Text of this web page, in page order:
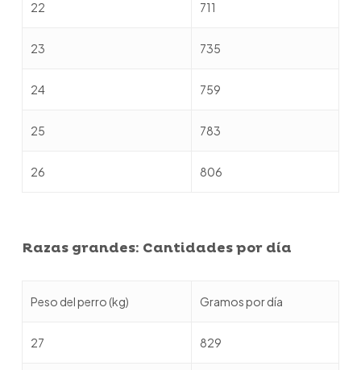
22 711
23 735
24 759
25 783
26 806
Razas grandes: Cantidades por día
Peso del perro (kg) Gramos por día
27 829